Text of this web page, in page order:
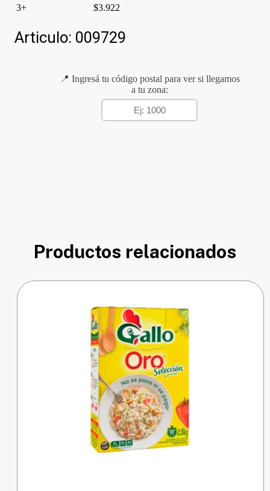
3+
$3.922
Articulo: 009729
📍 Ingresá tu código postal para ver si llegamos
a tu zona:
Productos relacionados